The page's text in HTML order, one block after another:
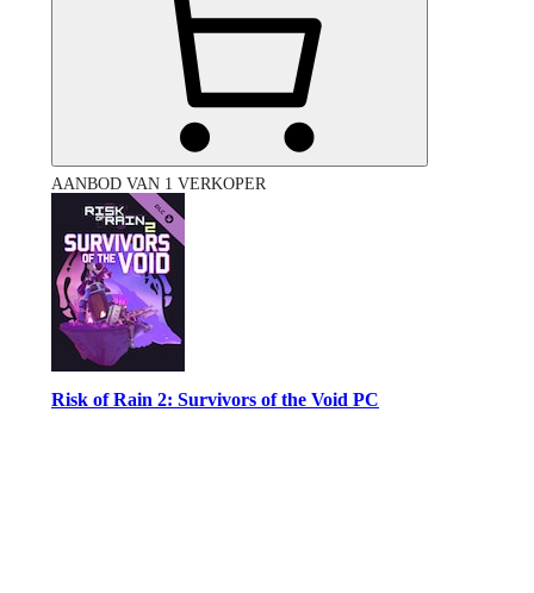
AANBOD VAN 1 VERKOPER
Risk of Rain 2: Survivors of the Void PC